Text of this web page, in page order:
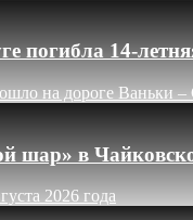
погибла 14-
на дороге Ваньки –
шар» в
2026 года